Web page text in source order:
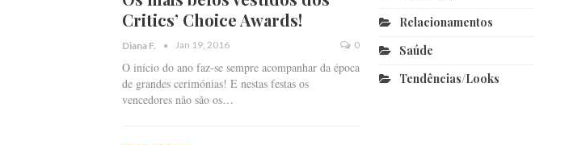
Critics’ Choice Awards!
Diana F. Jan 19, 2016 0
O início do ano faz-se sempre acompanhar da época
de grandes cerimónias! E nestas festas os
vencedores não são os…
Relacionamentos
Saúde
Tendências/looks